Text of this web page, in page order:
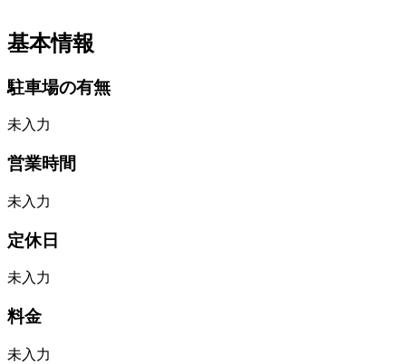
基本情報
駐車場の有無
未入力
営業時間
未入力
定休日
未入力
料金
未入力